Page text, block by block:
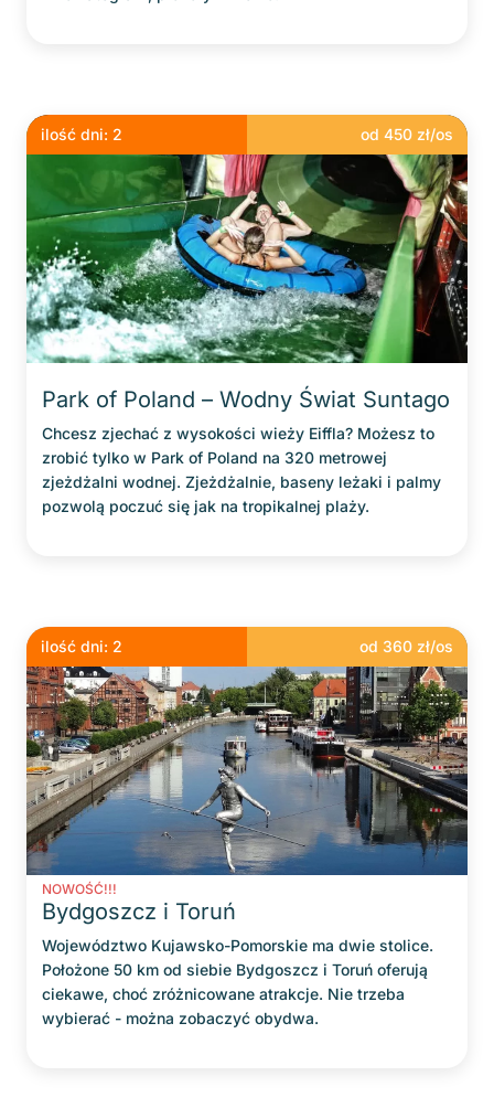
ilość dni: 2 od450 zł/os
Park of Poland – Wodny Świat Suntago
Chcesz zjechać z wysokości wieży Eiffla? Możesz to
zrobić tylko w Park of Poland na 320 metrowej
zjeżdżalni wodnej. Zjeżdżalnie, baseny leżaki i palmy
pozwolą poczuć się jak na tropikalnej plaży.
ilość dni: 2 od 360 zł/os
NOWOŚĆ!!!
Bydgoszcz i Toruń
Województwo Kujawsko-Pomorskie ma dwie stolice.
Położone 50 km od siebie Bydgoszcz i Toruń oferują
ciekawe, choć zróżnicowane atrakcje. Nie trzeba
wybierać - można zobaczyć obydwa.